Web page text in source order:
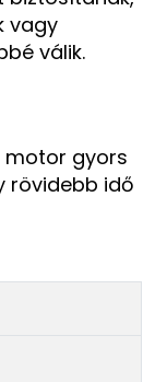
vagy
válik.
motor gyors
rövidebb idő